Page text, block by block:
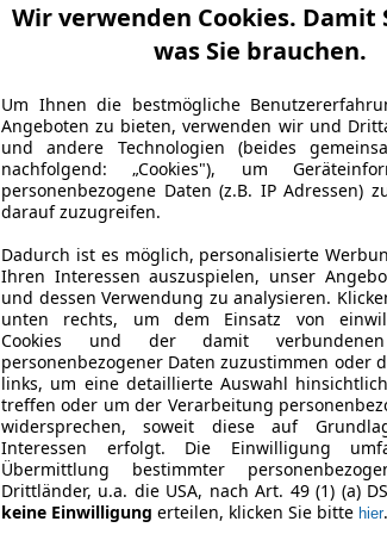
Wir verwenden Cookies. Damit
was Sie brauchen.
Um Ihnen die bestmögliche
Angeboten zu bieten, verwenden wir und
und andere Technologien (beides
nachfolgend: „Cookies"), um
personenbezogene Daten (z.B. IP Adressen)
darauf zuzugreifen.
Dadurch ist es möglich, personalisierte
Ihren Interessen auszuspielen, unser
und dessen Verwendung zu analysieren.
unten rechts, um dem Einsatz von
Cookies und der damit verbundenen
personenbezogener Daten zuzustimmen oder
links, um eine detaillierte Auswahl
treffen oder um der Verarbeitung
widersprechen, soweit diese auf
Interessen erfolgt. Die Einwilligung
Übermittlung bestimmter
Drittländer, u.a. die USA, nach Art. 49 (1) (a)
keine Einwilligung erteilen, klicken Sie bitte hier.